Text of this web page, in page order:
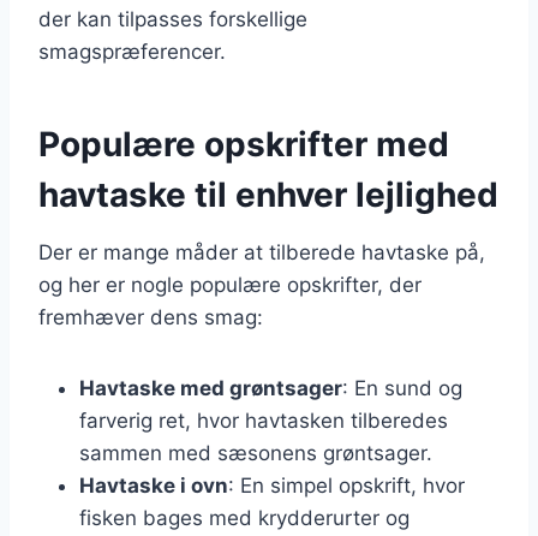
der kan tilpasses forskellige
smagspræferencer.
Populære opskrifter med
havtaske til enhver lejlighed
Der er mange måder at tilberede havtaske på,
og her er nogle populære opskrifter, der
fremhæver dens smag:
Havtaske med grøntsager: En sund og
farverig ret, hvor havtasken tilberedes
sammen med sæsonens grøntsager.
Havtaske i ovn: En simpel opskrift, hvor
fisken bages med krydderurter og